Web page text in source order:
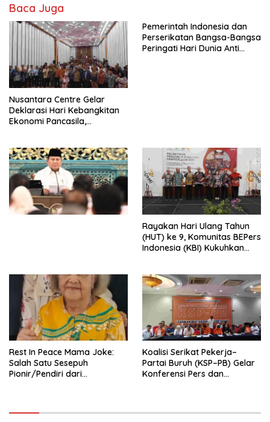
Baca Juga
Nusantara Centre Gelar
Deklarasi Hari Kebangkitan
Ekonomi Pancasila,
Penjajahan (Pergolakan
Ekonomi Politik Indonesia) &
Simposium Nasional “Urgensi
Undang-Undang
Perekonomian Nasional dan
Kesejahteraan Sosial dalam
Pemerintah Indonesia dan
Perserikatan Bangsa-Bangsa
Peringati Hari Dunia Anti
Rayakan Hari Ulang Tahun
(HUT) ke 9, Komunitas BEPers
Indonesia (KBI) Kukuhkan
Tema: “Penguatan dan
Pengembangan Organisasi
KBI yang Berbasis Riset di
seluruh Indonesia dan
Mancanegara”.
Rest In Peace Mama Joke:
Salah Satu Sesepuh
Pionir/Pendiri dari
Koalisi Serikat Pekerja–
Partai Buruh (KSP–PB) Gelar
Konferensi Pers dan